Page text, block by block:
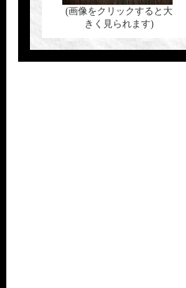
(画像をクリックすると大
きく見られます)